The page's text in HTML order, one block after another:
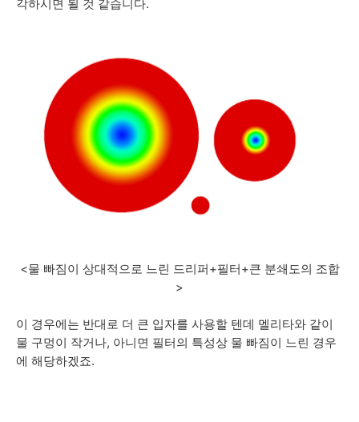
각하시면 될 것 같습니다.
<물 빠짐이 상대적으로 느린 드리퍼+필터+큰 분쇄도의 조합
>
이 경우에는 반대로 더 큰 입자를 사용할 텐데 멜리타와 같이
물 구멍이 작거나, 아니면 필터의 특성상 물 빠짐이 느린 경우
에 해당하겠죠.